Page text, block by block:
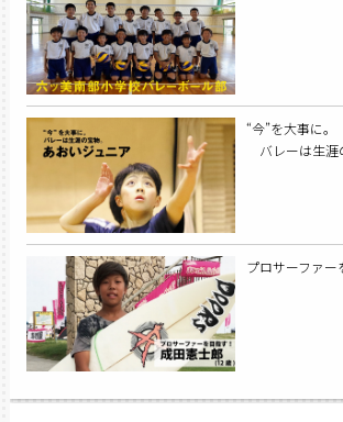
“今”を大事に。
バレーは生涯
プロサーファー